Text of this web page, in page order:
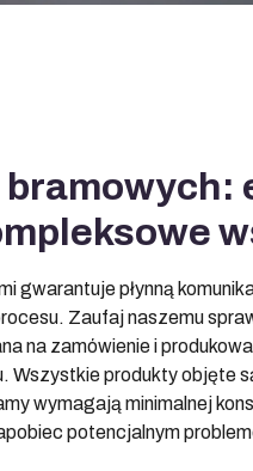
płynną
Zaufaj naszemu
na zamówienie i
produkty objęte
wymagają minimalnej
potencjalnym